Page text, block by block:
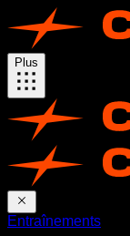
Plus
Entraînements